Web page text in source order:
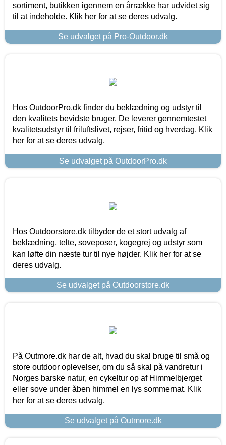
sortiment, butikken igennem en årrække har udvidet sig
til at indeholde. Klik her for at se deres udvalg.
Se udvalget på Pro-Outdoor.dk
Hos OutdoorPro.dk finder du beklædning og udstyr til
den kvalitets bevidste bruger. De leverer gennemtestet
kvalitetsudstyr til friluftslivet, rejser, fritid og hverdag. Klik
her for at se deres udvalg.
Se udvalget på OutdoorPro.dk
Hos Outdoorstore.dk tilbyder de et stort udvalg af
beklædning, telte, soveposer, kogegrej og udstyr som
kan løfte din næste tur til nye højder. Klik her for at se
deres udvalg.
Se udvalget på Outdoorstore.dk
På Outmore.dk har de alt, hvad du skal bruge til små og
store outdoor oplevelser, om du så skal på vandretur i
Norges barske natur, en cykeltur op af Himmelbjerget
eller sove under åben himmel en lys sommernat. Klik
her for at se deres udvalg.
Se udvalget på Outmore.dk